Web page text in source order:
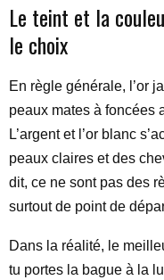
Le teint et la
le choix
En règle générale, l’or
peaux mates à foncées
L’argent et l’or blanc
peaux claires et des
dit, ce ne sont pas des
surtout de point de
Dans la réalité, le
tu portes la bague à la